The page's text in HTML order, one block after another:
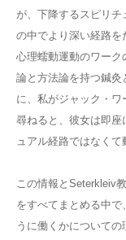
が、下降するスピリ
の中でより深い経路
心理蠕動運動のワーク
論と方法論を持つ鍼
に、私がジャック・
尋ねると、彼女は即座
ュアル経路ではなくて
この情報とSeterkleiv
をすべてまとめる中で
うに働くかについて